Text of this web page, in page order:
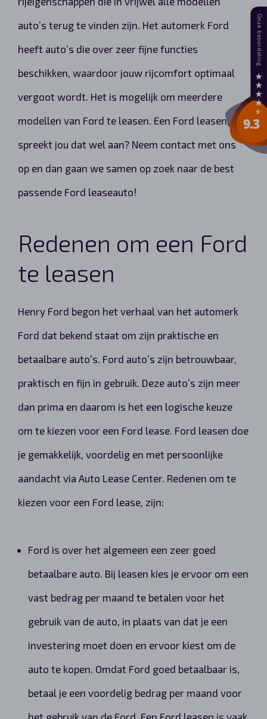
auto’s terug te vinden zijn. Het automerk Ford
heeft auto’s die over zeer fijne functies
beschikken, waardoor jouw rijcomfort optimaal
vergoot wordt. Het is mogelijk om meerdere
modellen van Ford te leasen. Een Ford leasen,
spreekt jou dat wel aan? Neem contact met ons
op en dan gaan we samen op zoek naar de best
passende Ford leaseauto!
Redenen om een Ford
te leasen
Henry Ford begon het verhaal van het automerk
Ford dat bekend staat om zijn praktische en
betaalbare auto’s. Ford auto’s zijn betrouwbaar,
praktisch en fijn in gebruik. Deze auto’s zijn meer
dan prima en daarom is het een logische keuze
om te kiezen voor een Ford lease. Ford leasen doe
je gemakkelijk, voordelig en met persoonlijke
aandacht via Auto Lease Center. Redenen om te
kiezen voor een Ford lease, zijn:
Ford is over het algemeen een zeer goed
betaalbare auto. Bij leasen kies je ervoor om een
vast bedrag per maand te betalen voor het
gebruik van de auto, in plaats van dat je een
investering moet doen en ervoor kiest om de
auto te kopen. Omdat Ford goed betaalbaar is,
betaal je een voordelig bedrag per maand voor
het gebruik van de Ford. Een Ford leasen is vaak